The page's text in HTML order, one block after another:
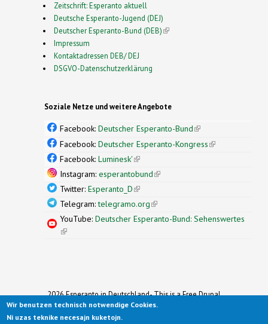
Zeitschrift: Esperanto aktuell
Deutsche Esperanto-Jugend (DEJ)
Deutscher Esperanto-Bund (DEB)(link is external)
Impressum
Kontaktadressen DEB/ DEJ
DSGVO-Datenschutzerklärung
Soziale Netze und weitere Angebote
Facebook: Deutscher Esperanto-Bund(link is
external)
Facebook: Deutscher Esperanto-Kongress(link is
Facebook: Luminesk'(link is external)
Instagram: esperantobund(link is external)
Twitter: Esperanto_D(link is external)
Telegram:telegramo.org(link is external)
YouTube: Deutscher Esperanto-Bund: Sehenswertes
(link is external)
2026 Esperanto in Deutschland- This is a Free Drupal
Theme
Ported to Drupal for the Open Source Community by
Wir benutzen technisch notwendige Cookies.
Ni uzas teknike necesajn kuketojn.